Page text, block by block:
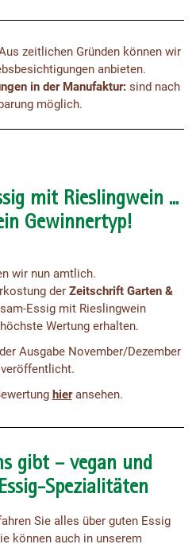
zeitlichen Gründen können wir
anbieten.
in der Manufaktur: sind nach
möglich.
mit Rieslingwein ...
Gewinnertyp!
wir nun amtlich.
der Zeitschrift Garten &
Essig mit Rieslingwein
Wertung erhalten.
Ausgabe November/Dezember
hieransehen.
gibt – vegan und
Spezialitäten
Sie alles über guten Essig
können auch in unserem